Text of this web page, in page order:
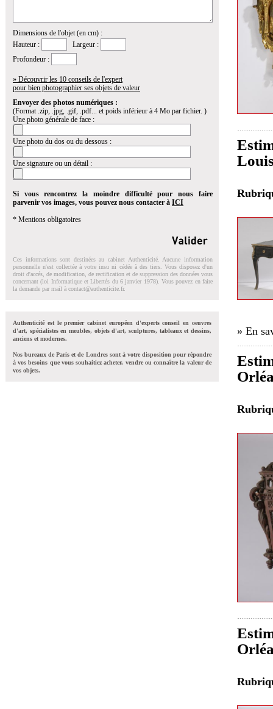
Dimensions de l'objet (en cm) :
Hauteur :
Largeur :
Profondeur :
» Découvrir les 10 conseils de l'expert
pour bien photographier ses objets de valeur
Envoyer des photos numériques :
(Format .zip, .jpg, .gif, .pdf... et poids inférieur à 4 Mo par fichier. )
Une photo générale de face :
Une photo du dos ou du dessous :
Une signature ou un détail :
Si vous rencontrez la moindre difficulté pour nous faire
parvenir vos images, vous pouvez nous contacter à ICI
* Mentions obligatoires
Ces informations sont destinées au cabinet Authenticité. Aucune information
personnelle n'est collectée à votre insu ni cédée à des tiers. Vous disposez d'un
droit d'accés, de modification, de rectification et de suppression des données vous
concernant (loi Informatique et Libertés du 6 janvier 1978). Vous pouvez en faire
la demande par mail à contact@authenticite.fr.
Authenticité est le premier cabinet européen d'experts conseil en oeuvres
d'art, spécialistes en meubles, objets d'art, sculptures, tableaux et dessins,
anciens et modernes.
Nos bureaux de Paris et de Londres sont à votre disposition pour répondre
à vos besoins que vous souhaitiez acheter, vendre ou connaître la valeur de
vos objets.
» En